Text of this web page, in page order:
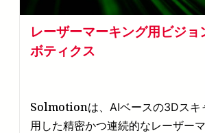
レーザーマーキング用ビジョ
ボティクス
Solmotionは、AIベースの3Dスキ
用した精密かつ連続的なレーザー